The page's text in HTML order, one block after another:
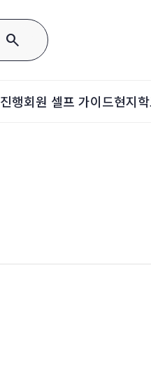
search
진행회원 셀프 가이드현지